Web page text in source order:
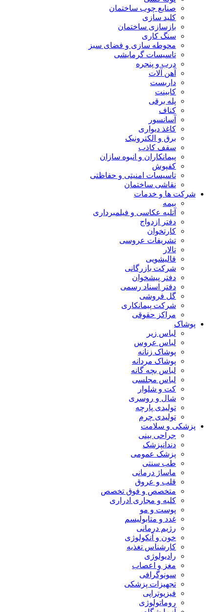
صنایع چوب ساختمان
کلید سازی
بازسازی ساختمان
سنگ کاری
محوطه سازی و فضای سبز
تاسیسات گرمایشی
درب و پنجره
آهن آلات
داربست
کابینت
پله برقی
کناف
آسانسور
کاغذ دیواری
برق و الکترونیک
سقف کاذب
پیمانکاران و انبوه سازان
کفپوش
تاسیسات امنیتی و حفاظتی
نقاشی ساختمان
شرکت ها و خدمات
بیمه
آتلیه عکاسی و فیلمبرداری
دفتر ازدواج
کارتخوان
تشریفات عروسی
تالار
قالیشویی
شرکت بازرگانی
دفتر پیشخوان
دفتر اسناد رسمی
گل فروشی
شرکت پیمانکاری
مراکز حقوقی
پوشاک
لباس زیر
لباس عروس
پوشاک زنانه
پوشاک مردانه
لباس بچه گانه
لباس مجلسی
کت و شلوار
شال و روسری
تولیدی پارچه
تولیدی چرم
پزشکی و سلامت
جراحی بینی
دندانپزشک
پزشک عمومی
طب سنتی
ماساژ درمانی
قلب و عروق
متخصص و فوق تخصص
کلیه و مجاری ادراری
پوست و مو
غدد و متابولیسم
رژیم درمانی
خون و آنکولوژی
کارشناس تغذیه
رادیولوژی
مغز و اعصاب
سونوگرافی
تجهیزات پزشکی
فیزیوتراپی
روماتولوژی